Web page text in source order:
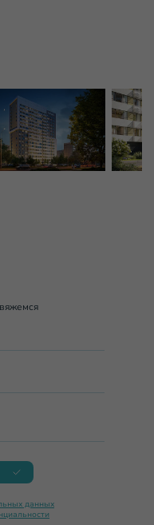
данных